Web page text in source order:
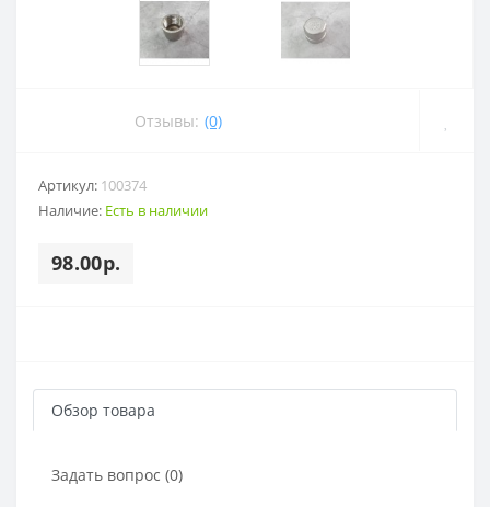
Отзывы: (0)
Артикул: 100374
Наличие: Есть в наличии
98.00р.
Обзор товара
Задать вопрос (0)